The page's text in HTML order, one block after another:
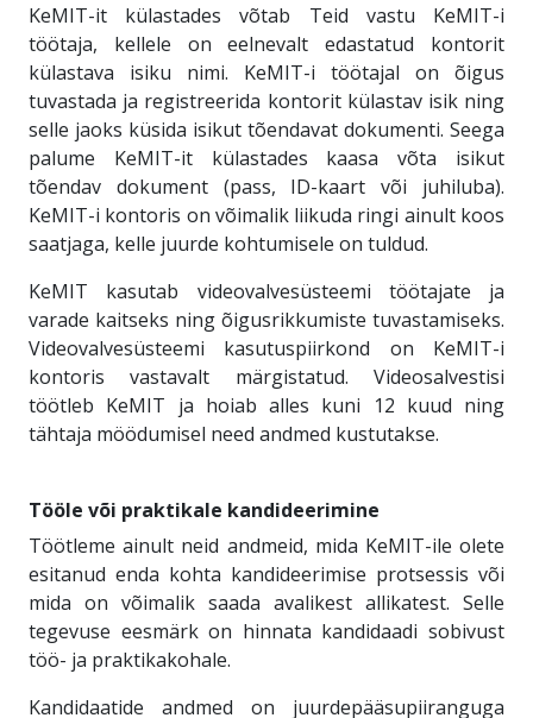
KeMIT-it külastades võtab Teid vastu KeMIT-i
töötaja, kellele on eelnevalt edastatud kontorit
külastava isiku nimi. KeMIT-i töötajal on õigus
tuvastada ja registreerida kontorit külastav isik ning
selle jaoks küsida isikut tõendavat dokumenti. Seega
palume KeMIT-it külastades kaasa võta isikut
tõendav dokument (pass, ID-kaart või juhiluba).
KeMIT-i kontoris on võimalik liikuda ringi ainult koos
saatjaga, kelle juurde kohtumisele on tuldud.
KeMIT kasutab videovalvesüsteemi töötajate ja
varade kaitseks ning õigusrikkumiste tuvastamiseks.
Videovalvesüsteemi kasutuspiirkond on KeMIT-i
kontoris vastavalt märgistatud. Videosalvestisi
töötleb KeMIT ja hoiab alles kuni 12 kuud ning
tähtaja möödumisel need andmed kustutakse.
Tööle või praktikale kandideerimine
Töötleme ainult neid andmeid, mida KeMIT-ile olete
esitanud enda kohta kandideerimise protsessis või
mida on võimalik saada avalikest allikatest. Selle
tegevuse eesmärk on hinnata kandidaadi sobivust
töö- ja praktikakohale.
Kandidaatide andmed on juurdepääsupiiranguga